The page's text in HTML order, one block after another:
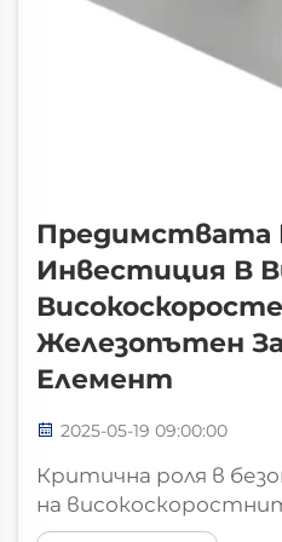
Предимствата
Инвестиция В
Железопътен
Елемент
2025-05-19 09:00:00
Критична роля в
на
линии Поддържане